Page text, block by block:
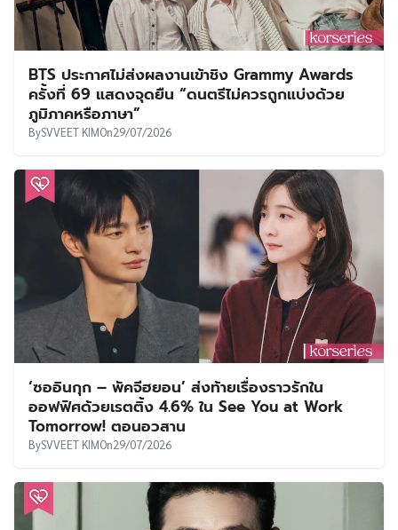
BTS ประกาศไม่ส่งผลงานเข้าชิง Grammy Awards
ครั้งที่ 69 แสดงจุดยืน “ดนตรีไม่ควรถูกแบ่งด้วย
ภูมิภาคหรือภาษา”
BySVVEET KIMOn29/07/2026
‘ซออินกุก – พัคจีฮยอน’ ส่งท้ายเรื่องราวรักใน
ออฟฟิศด้วยเรตติ้ง 4.6% ใน See You at Work
Tomorrow! ตอนอวสาน
BySVVEET KIMOn29/07/2026